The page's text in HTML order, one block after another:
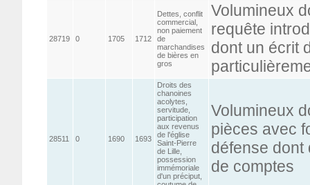
28719 0 1705 1712
Dettes, conflit
commercial,
non paiement
de
marchandises
de bières en
gros
Volumineux
requête
dont un écrit
28511 0 1690 1693
Droits des
chanoines
acolytes,
servitude,
participation
aux revenus
de l'église
Saint-Pierre
de Lille,
possession
immémoriale
d'un préciput,
Volumineux
pièces avec
défense dont
de comptes